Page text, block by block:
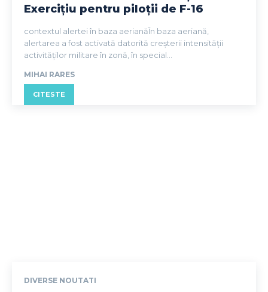
Exercițiu pentru piloții de F-16
contextul alertei în baza aerianăÎn baza aeriană,
alertarea a fost activată datorită creșterii intensității
activităților militare în zonă, în special...
MIHAI RARES
CITESTE
DIVERSE NOUTATI